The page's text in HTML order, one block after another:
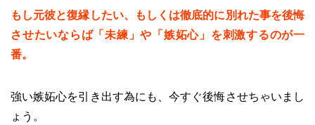
もし元彼と復縁したい、もしくは徹底的に別れた事を後悔
させたいならば「未練」や「嫉妬心」を刺激するのが一
番。
強い嫉妬心を引き出す為にも、今すぐ後悔させちゃいまし
ょう。